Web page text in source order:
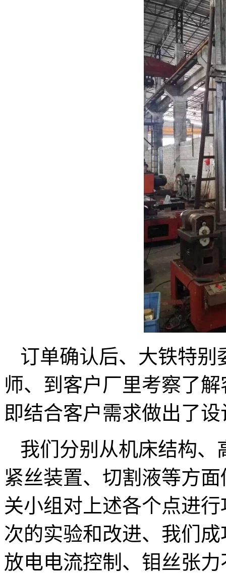
订单确认后、大铁特
师、到客户厂里考察了
即结合客户需求做出了
我们分别从机床结构、
紧丝装置、切割液等方
关小组对上述各个点进
次的实验和改进、我们
放电电流控制、钼丝张